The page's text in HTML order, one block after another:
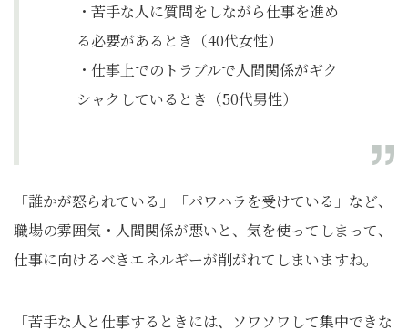
・苦手な人に質問をしながら仕事を進め
る必要があるとき（40代女性）
・仕事上でのトラブルで人間関係がギク
シャクしているとき（50代男性）
「誰かが怒られている」「パワハラを受けている」など、
職場の雰囲気・人間関係が悪いと、気を使ってしまって、
仕事に向けるべきエネルギーが削がれてしまいますね。
「苦手な人と仕事するときには、ソワソワして集中できな